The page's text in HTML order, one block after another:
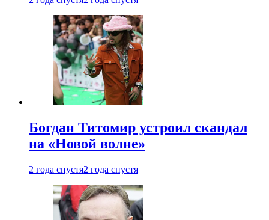
Богдан Титомир устроил скандал
на «Новой волне»
2 года спустя2 года спустя